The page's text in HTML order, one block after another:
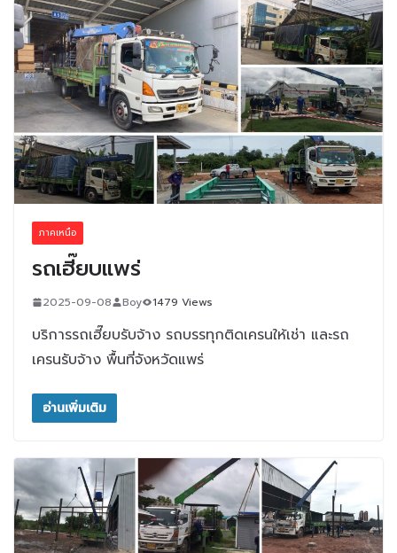
ภาคเหนือ
รถเฮี๊ยบแพร่
2025-09-08 Boy 1479 Views
บริการรถเฮี๊ยบรับจ้าง รถบรรทุกติดเครนให้เช่า และรถ
เครนรับจ้าง พื้นที่จังหวัดแพร่
อ่านเพิ่มเติม